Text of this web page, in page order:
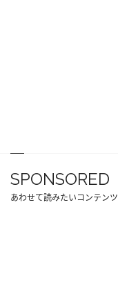
SPONSORED
あわせて読みたいコンテンツ